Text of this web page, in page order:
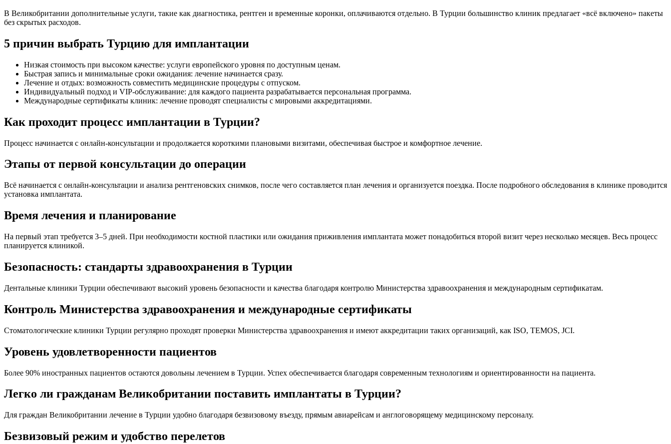
В Великобритании дополнительные услуги, такие как диагностика, рентген и временные коронки, оплачиваются отдельно. В Турции большинство клиник предлагает «всё включено» пакеты
без скрытых расходов.
5 причин выбрать Турцию для имплантации
Низкая стоимость при высоком качестве: услуги европейского уровня по доступным ценам.
Быстрая запись и минимальные сроки ожидания: лечение начинается сразу.
Лечение и отдых: возможность совместить медицинские процедуры с отпуском.
Индивидуальный подход и VIP-обслуживание: для каждого пациента разрабатывается персональная программа.
Международные сертификаты клиник: лечение проводят специалисты с мировыми аккредитациями.
Как проходит процесс имплантации в Турции?
Процесс начинается с онлайн-консультации и продолжается короткими плановыми визитами, обеспечивая быстрое и комфортное лечение.
Этапы от первой консультации до операции
Всё начинается с онлайн-консультации и анализа рентгеновских снимков, после чего составляется план лечения и организуется поездка. После подробного обследования в клинике проводится
установка имплантата.
Время лечения и планирование
На первый этап требуется 3–5 дней. При необходимости костной пластики или ожидания приживления имплантата может понадобиться второй визит через несколько месяцев. Весь процесс
планируется клиникой.
Безопасность: стандарты здравоохранения в Турции
Дентальные клиники Турции обеспечивают высокий уровень безопасности и качества благодаря контролю Министерства здравоохранения и международным сертификатам.
Контроль Министерства здравоохранения и международные сертификаты
Стоматологические клиники Турции регулярно проходят проверки Министерства здравоохранения и имеют аккредитации таких организаций, как ISO, TEMOS, JCI.
Уровень удовлетворенности пациентов
Более 90% иностранных пациентов остаются довольны лечением в Турции. Успех обеспечивается благодаря современным технологиям и ориентированности на пациента.
Легко ли гражданам Великобритании поставить имплантаты в Турции?
Для граждан Великобритании лечение в Турции удобно благодаря безвизовому въезду, прямым авиарейсам и англоговорящему медицинскому персоналу.
Безвизовый режим и удобство перелетов